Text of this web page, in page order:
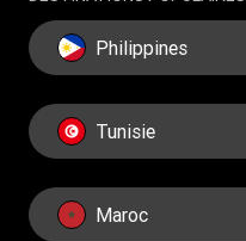
Philippines
Tunisie
Maroc